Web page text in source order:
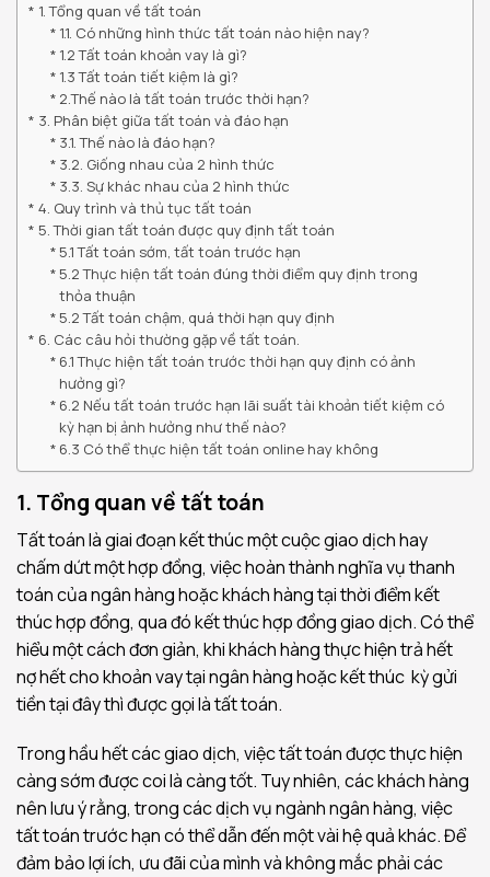
1. Tổng quan về tất toán
1.1. Có những hình thức tất toán nào hiện nay?
1.2 Tất toán khoản vay là gì?
1.3 Tất toán tiết kiệm là gì?
2.Thế nào là tất toán trước thời hạn?
3. Phân biệt giữa tất toán và đáo hạn
3.1. Thế nào là đáo hạn?
3.2. Giống nhau của 2 hình thức
3.3. Sự khác nhau của 2 hình thức
4. Quy trình và thủ tục tất toán
5. Thời gian tất toán được quy định tất toán
5.1 Tất toán sớm, tất toán trước hạn
5.2 Thực hiện tất toán đúng thời điểm quy định trong
thỏa thuận
5.2 Tất toán chậm, quá thời hạn quy định
6. Các câu hỏi thường gặp về tất toán.
6.1 Thực hiện tất toán trước thời hạn quy định có ảnh
hưởng gì?
6.2 Nếu tất toán trước hạn lãi suất tài khoản tiết kiệm có
kỳ hạn bị ảnh hưởng như thế nào?
6.3 Có thể thực hiện tất toán online hay không
1. Tổng quan về tất toán
Tất toán là giai đoạn kết thúc một cuộc giao dịch hay
chấm dứt một hợp đồng, việc hoàn thành nghĩa vụ thanh
toán củangân hàng hoặc khách hàng tại thời điểm kết
thúc hợp đồng, qua đó kết thúc hợp đồng giao dịch. Có thể
hiểu một cách đơn giản, khi khách hàng thực hiện trả hết
nợ hết cho khoản vay tại ngân hàng hoặc kết thúc kỳ gửi
tiền tại đây thì được gọi là tất toán.
Trong hầu hết các giao dịch, việc tất toán được thực hiện
càng sớm được coi là càng tốt. Tuy nhiên, các khách hàng
nên lưu ý rằng, trong các dịch vụ ngành ngân hàng, việc
tất toán trước hạn có thể dẫn đến một vài hệ quả khác. Để
đảm bảo lợi ích, ưu đãi của mình và không mắc phải các